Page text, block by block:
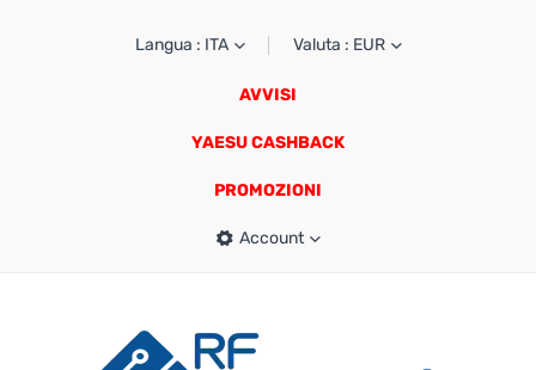
Langua : ITA Valuta : EUR
AVVISI
YAESU CASHBACK
PROMOZIONI
Account